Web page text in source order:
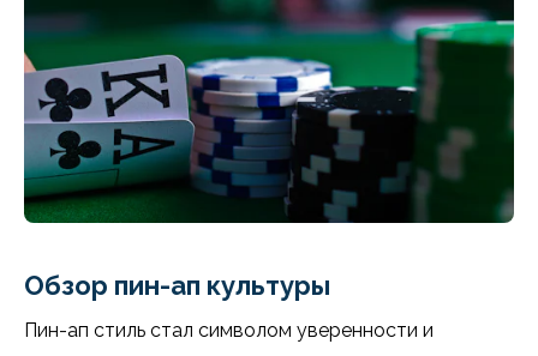
Обзор пин-ап культуры
Пин-ап стиль стал символом уверенности и